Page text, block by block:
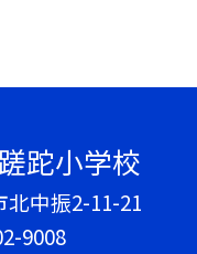
跎小学校
北中振2-11-21
9008